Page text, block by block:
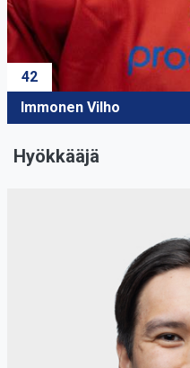
42
Immonen Vilho
Hyökkääjä